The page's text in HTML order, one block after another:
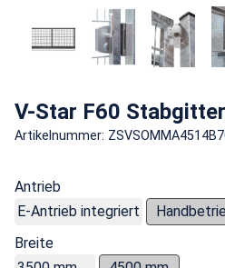
V-Star F60
Artikelnummer:
Antrieb
E-Antrieb integriert
Breite